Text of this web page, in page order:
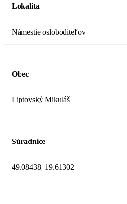
Lokalita
Námestie osloboditeľov
Obec
Liptovský Mikuláš
Súradnice
49.08438, 19.61302